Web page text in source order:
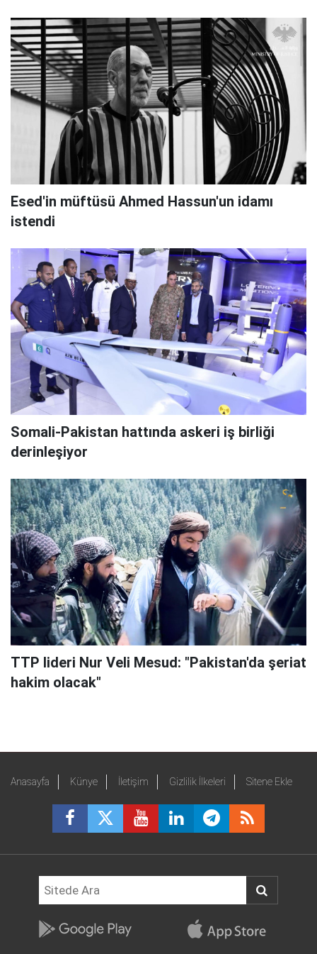
Esed'in müftüsü Ahmed Hassun'un idamı
istendi
Somali-Pakistan hattında askeri iş birliği
derinleşiyor
TTP lideri Nur Veli Mesud: "Pakistan'da şeriat
hakim olacak"
Anasayfa Künye İletişim Gizlilik İlkeleri Sitene Ekle